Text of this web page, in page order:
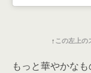
↑ この左上の
もっと華やかな